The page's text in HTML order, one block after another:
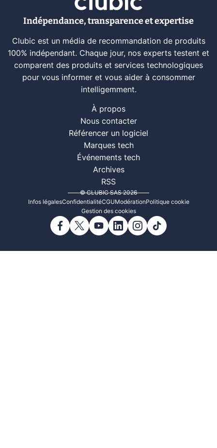
Indépendance, transparence et expertise
Clubic est un média de recommandation de produits
100% indépendant. Chaque jour, nos experts testent et
comparent des produits et services technologiques
pour vous informer et vous aider à consommer
intelligemment.
À propos
Nous contacter
Référencer un logiciel
Marques tech
Événements tech
Archives
RSS
© CLUBIC SAS 2026
Infos légalesConfidentialitéCGUModérationPolitique cookie
Gestion des cookies